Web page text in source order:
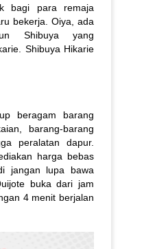
bagi para remaja
bekerja. Oiya, ada
Shibuya yang
Shibuya Hikarie
beragam barang
barang-barang
peralatan dapur.
harga bebas
jangan lupa bawa
buka dari jam
4 menit berjalan